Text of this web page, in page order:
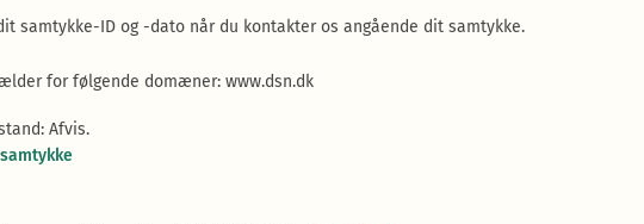
samtykke-ID og -dato når du kontakter os angående dit samtykke.
for følgende domæner: www.dsn.dk
Afvis.